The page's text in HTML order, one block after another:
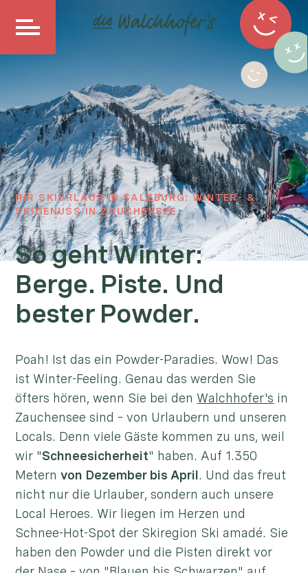
IHR SKIURLAUB IN SALZBURG: WINTER- &
SKIGENUSS IN ZAUCHENSEE
So geht Winter:
Berge. Piste. Und
bester Powder.
Poah! Ist das ein Powder-Paradies. Wow! Das
ist Winter-Feeling. Genau das werden Sie
öfters hören, wenn Sie bei den Walchhofer's in
Zauchensee sind – von Urlaubern und unseren
Locals. Denn viele Gäste kommen zu uns, weil
wir "Schneesicherheit" haben. Auf 1.350
Meternvon Dezember bis April. Und das freut
nicht nur die Urlauber, sondern auch unsere
Local Heroes. Wir liegen im Herzen und
Schnee-Hot-Spot der Skiregion Ski amadé. Sie
haben den Powder und die Pisten direkt vor